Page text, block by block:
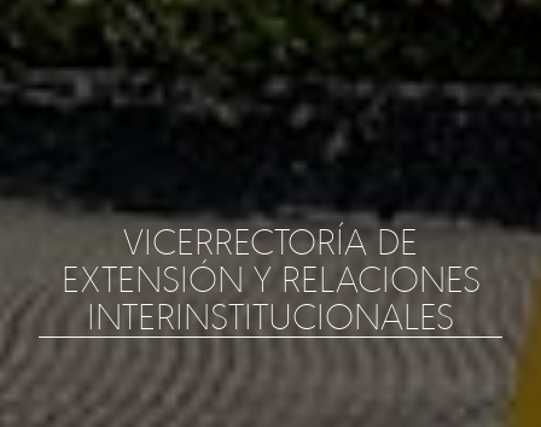
VICERRECTORÍA DE
EXTENSIÓN Y RELACIONES
INTERINSTITUCIONALES